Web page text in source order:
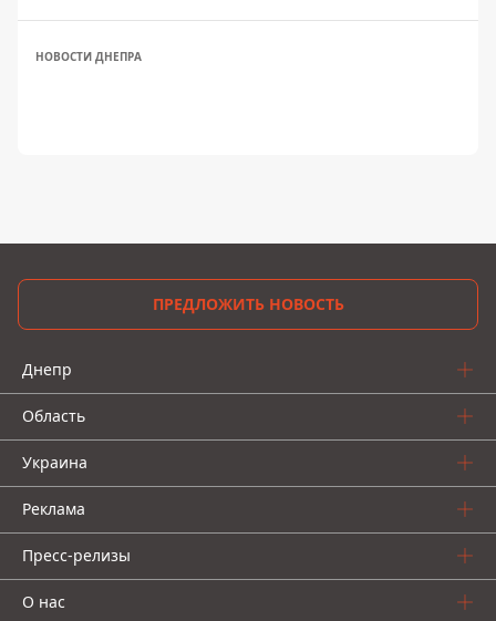
НОВОСТИ ДНЕПРА
ПРЕДЛОЖИТЬ НОВОСТЬ
Днепр
Область
Украина
Реклама
Пресс-релизы
О нас